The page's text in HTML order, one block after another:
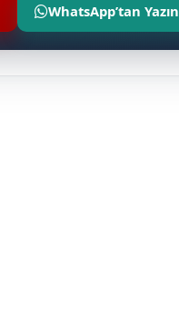
WhatsApp’tan Yazın